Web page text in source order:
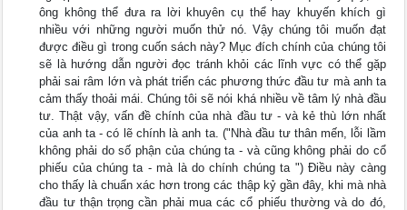
ông không thể đưa ra lời khuyên cụ thể hay khuyến khích gì
nhiều với những người muốn thử nó. Vậy chúng tôi muốn đạt
được điều gì trong cuốn sách này? Mục đích chính của chúng tôi
sẽ là hướng dẫn người đọc tránh khỏi các lĩnh vực có thể gặp
phải sai râm lớn và phát triển các phương thức đầu tư mà anh ta
cảm thấy thoải mái. Chúng tôi sẽ nói khá nhiều về tâm lý nhà đầu
tư. Thật vậy, vấn đề chính của nhà đầu tư - và kẻ thù lớn nhất
của anh ta - có lẽ chính là anh ta. ("Nhà đầu tư thân mến, lỗi lầm
không phải do số phận của chúng ta - và cũng không phải do cổ
phiếu của chúng ta - mà là do chính chúng ta ") Điều này càng
cho thấy là chuẩn xác hơn trong các thập kỷ gần đây, khi mà nhà
đầu tư thận trọng cần phải mua các cổ phiếu thường và do đó,